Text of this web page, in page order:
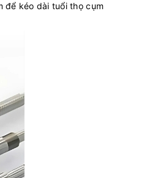
để kéo dài tuổi thọ cụm